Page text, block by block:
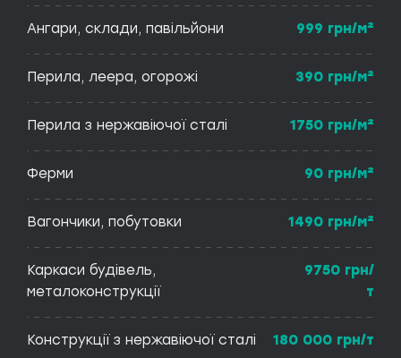
Ангари, склади, павільйони 999 грн/м²
Перила, леера, огорожі 390 грн/м²
Перила з нержавіючої сталі 1750 грн/м²
Ферми 90 грн/м²
Вагончики, побутовки 1490 грн/м²
Каркаси будівель,
металоконструкції
9750 грн/
т
Конструкції з нержавіючої сталі 180 000 грн/т